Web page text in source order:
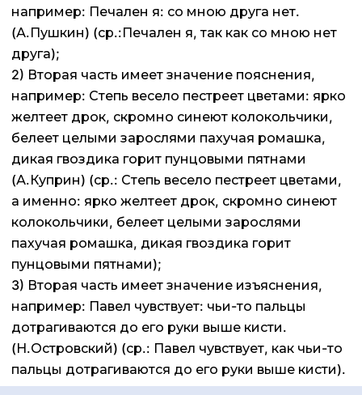
например: Печален я: со мною друга нет.
(А.Пушкин) (ср.:Печален я, так как со мною нет
друга);
2) Вторая часть имеет значение пояснения,
например: Степь весело пестреет цветами: ярко
желтеет дрок, скромно синеют колокольчики,
белеет целыми зарослями пахучая ромашка,
дикая гвоздика горит пунцовыми пятнами
(А.Куприн) (ср.: Степь весело пестреет цветами,
а именно: ярко желтеет дрок, скромно синеют
колокольчики, белеет целыми зарослями
пахучая ромашка, дикая гвоздика горит
пунцовыми пятнами);
3) Вторая часть имеет значение изъяснения,
например: Павел чувствует: чьи-то пальцы
дотрагиваются до его руки выше кисти.
(Н.Островский) (ср.: Павел чувствует, как чьи-то
пальцы дотрагиваются до его руки выше кисти).